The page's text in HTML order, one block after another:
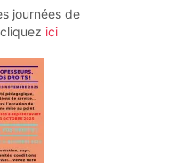
journées de
ici